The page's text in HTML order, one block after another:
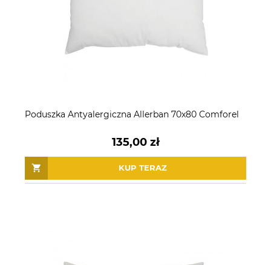
Poduszka Antyalergiczna Allerban 70x80 Comforel
135,00 zł
KUP TERAZ